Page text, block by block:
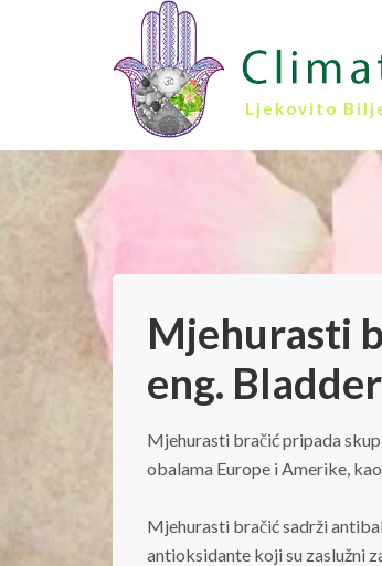
Ljekovito
Mjehurasti
eng.
Mjehurasti bračić pripada
obalama Europe i Amerike,
Mjehurasti bračić sadrži
antioksidante koji su zaslužni